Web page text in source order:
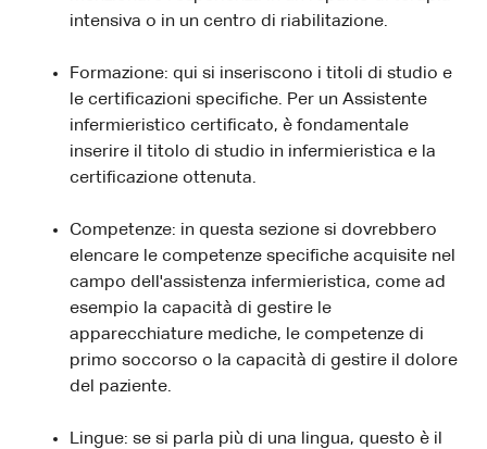
intensiva o in un centro di riabilitazione.
Formazione: qui si inseriscono i titoli di studio e
le certificazioni specifiche. Per un Assistente
infermieristico certificato, è fondamentale
inserire il titolo di studio in infermieristica e la
certificazione ottenuta.
Competenze: in questa sezione si dovrebbero
elencare le competenze specifiche acquisite nel
campo dell'assistenza infermieristica, come ad
esempio la capacità di gestire le
apparecchiature mediche, le competenze di
primo soccorso o la capacità di gestire il dolore
del paziente.
Lingue: se si parla più di una lingua, questo è il